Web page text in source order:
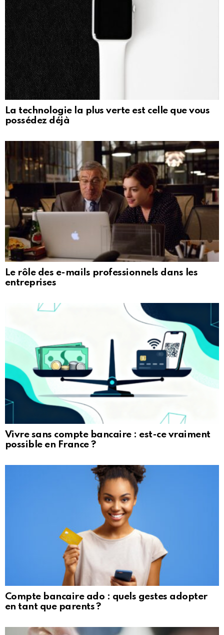
La technologie la plus verte est celle que vous
possédez déjà
Le rôle des e-mails professionnels dans les
entreprises
Vivre sans compte bancaire : est-ce vraiment
possible en France ?
Compte bancaire ado : quels gestes adopter
en tant que parents ?